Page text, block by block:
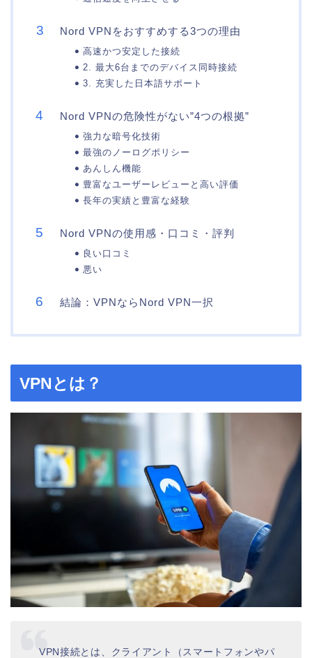
Nord VPNをおすすめする3つの理由
高速かつ安定した接続
2. 最大6台までのデバイス同時接続
3. 充実した日本語サポート
Nord VPNの危険性がない”4つの根拠”
強力な暗号化技術
最強のノーログポリシー
あんしん機能
豊富なユーザーレビューと高い評価
長年の実績と豊富な経験
Nord VPNの使用感・口コミ・評判
良い口コミ
悪い
結論：VPNならNord VPN一択
VPNとは？
VPN接続とは、クライアント（スマートフォンやパ